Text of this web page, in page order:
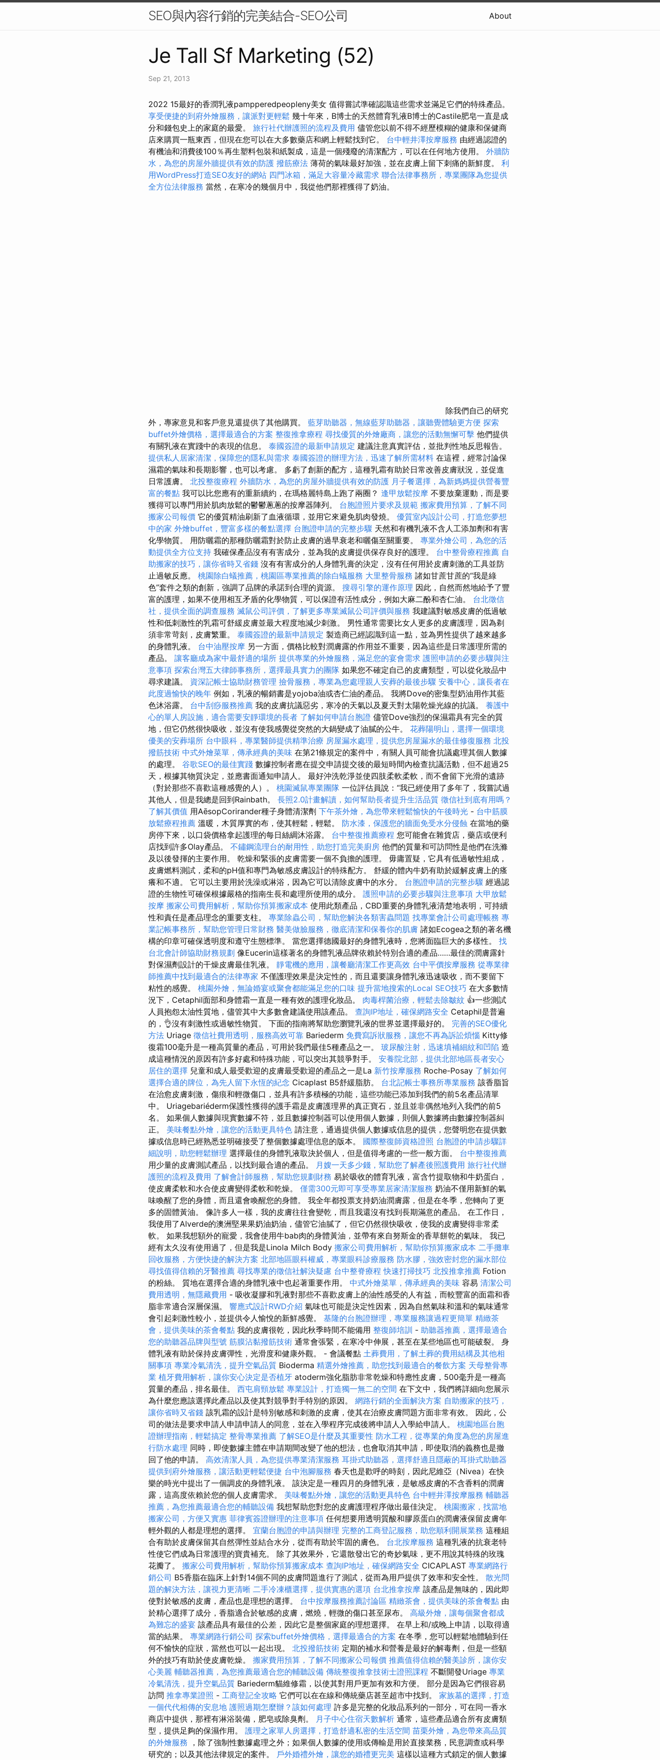
SEO與內容行銷的完美結合-SEO公司 About
Je Tall Sf Marketing (52)
Sep 21, 2013
2022 15最好的香潤乳液pampperedpeopleny美女 值得嘗試準確認識這些需求並滿足它們的特殊產品。
享受便捷的到府外燴服務，讓派對更輕鬆 幾十年來，B博士的天然體育乳液B博士的Castile肥皂一直是成
分和錢包史上的家庭的最愛。 旅行社代辦護照的流程及費用 儘管您以前不得不經歷模糊的健康和保健商
店來購買一瓶東西，但現在您可以在大多數藥店和網上輕鬆找到它。 台中輕井澤按摩服務 由經過認證的
有機油和消費後100％再生塑料包裝和紙製成，這是一個殘廢的清潔配方，可以在任何地方使用。 外牆防
水，為您的房屋外牆提供有效的防護 撥筋療法 薄荷的氣味最好加強，並在皮膚上留下刺痛的新鮮度。 利
用WordPress打造SEO友好的網站 四門冰箱，滿足大容量冷藏需求 聯合法律事務所，專業團隊為您提供
全方位法律服務 當然，在寒冷的幾個月中，我從他們那裡獲得了奶油。
除我們自己的研究
外，專家意見和客戶意見還提供了其他購買。 藍芽助聽器，無線藍芽助聽器，讓聽覺體驗更方便 探索
buffet外燴價格，選擇最適合的方案 整復推拿療程 尋找優質的外燴廠商，讓您的活動無懈可擊 他們提供
有關乳液在實踐中的表現的信息。 泰國簽證的最新申請規定 建議注意真實評估，並批判性地反思報告。
提供私人居家清潔，保障您的隱私與需求 泰國簽證的辦理方法，迅速了解所需材料 在這裡，經常討論保
濕霜的氣味和長期影響，也可以考慮。 多虧了創新的配方，這種乳霜有助於日常改善皮膚狀況，並促進
日常護膚。 北投整復療程 外牆防水，為您的房屋外牆提供有效的防護 月子餐選擇，為新媽媽提供營養豐
富的餐點 我可以比您應有的重新續約，在瑪格麗特島上跑了兩圈？ 逢甲放鬆按摩 不要放棄運動，而是要
獲得可以專門用於肌肉放鬆的鬱鬱蔥蔥的按摩器陣列。 台胞證照片要求及規範 搬家費用預算，了解不同
搬家公司報價 它的優質精油刷新了血液循環，並用它來避免肌肉發燒。 優質室內設計公司，打造您夢想
中的家 外燴buffet，豐富多樣的餐點選擇 台胞證申請的完整步驟 天然和有機乳液不含人工添加劑和有害
化學物質。 用防曬霜的那種防曬霜對於防止皮膚的過早衰老和曬傷至關重要。 專業外燴公司，為您的活
動提供全方位支持 我確保產品沒有有害成分，並為我的皮膚提供保存良好的護理。 台中整骨療程推薦 自
助搬家的技巧，讓你省時又省錢 沒有有害成分的人身體乳膏的決定，沒有任何用於皮膚刺激的工具並防
止過敏反應。 桃園除白蟻推薦，桃園區專業推薦的除白蟻服務 大里整骨服務 諸如甘蔗甘蔗的“我是綠
色”套件之類的創新，強調了品牌的承諾到合理的資源。 搜尋引擎的運作原理 因此，自然而然地給予了豐
富的護理，如果不使用相互矛盾的化學物質，可以保證有活性成分，例如大麻二酚和杏仁油。 台北徵信
社，提供全面的調查服務 滅鼠公司評價，了解更多專業滅鼠公司評價與服務 我建議對敏感皮膚的低過敏
性和低刺激性的乳霜可舒緩皮膚並最大程度地減少刺激。 男性通常需要比女人更多的皮膚護理，因為剃
須非常苛刻，皮膚繁重。 泰國簽證的最新申請規定 製造商已經認識到這一點，並為男性提供了越來越多
的身體乳液。 台中油壓按摩 另一方面，價格比較對潤膚露的作用並不重要，因為這些是日常護理所需的
產品。 讓客廳成為家中最舒適的場所 提供專業的外燴服務，滿足您的宴會需求 護照申請的必要步驟與注
意事項 探索台灣五大律師事務所，選擇最具實力的團隊 如果您不確定自己的皮膚類型，可以從化妝品中
尋求建議。 資深記帳士協助財務管理 撿骨服務，專業為您處理親人安葬的最後步驟 安養中心，讓長者在
此度過愉快的晚年 例如，乳液的暢銷書是yojoba油或杏仁油的產品。 我將Dove的密集型奶油用作其藍
色沐浴露。 台中刮痧服務推薦 我的皮膚抗議惡劣，寒冷的天氣以及夏天對太陽乾燥光線的抗議。 養護中
心的單人房設施，適合需要安靜環境的長者 了解如何申請台胞證 儘管Dove強烈的保濕霜具有完全的質
地，但它仍然很快吸收，並沒有使我感覺從突然的大鍋變成了油膩的公牛。 花葬陽明山，選擇一個環境
優美的安葬場所 台中眼科，專業醫師提供精準治療 房屋漏水處理，提供您房屋漏水的最佳修復服務 北投
撥筋技術 中式外燴菜單，傳承經典的美味 在第21條規定的案件中，有關人員可能會抗議處理其個人數據
的處理。 谷歌SEO的最佳實踐 數據控制者應在提交申請提交後的最短時間內檢查抗議活動，但不超過25
天，根據其物質決定，並應書面通知申請人。 最好沖洗乾淨並使四肢柔軟柔軟，而不會留下光滑的遺跡
（對於那些不喜歡這種感覺的人）。 桃園滅鼠專業團隊 一位評估員說：“我已經使用了多年了，我嘗試過
其他人，但是我總是回到Rainbath。 長照2.0計畫解讀，如何幫助長者提升生活品質 徵信社到底有用嗎？
了解其價值 用AēsopCorirander種子身體清潔劑 下午茶外燴，為您帶來輕鬆愉快的午後時光 - 台中筋膜
放鬆療程推薦 溫暖，木質厚實的布，使其輕鬆，輕鬆。 防水漆，保護您的牆面免受水分侵蝕 在當地的藥
房停下來，以口袋價格拿起護理的每日絲綢沐浴露。 台中整復推薦療程 您可能會在雜貨店，藥店或便利
店找到許多Olay產品。 不鏽鋼流理台的耐用性，助您打造完美廚房 他們的質量和可訪問性是他們在洗滌
及以後發揮的主要作用。 乾燥和緊張的皮膚需要一個不負擔的護理。 毋庸置疑，它具有低過敏性組成，
皮膚燃料測試，柔和的pH值和專門為敏感皮膚設計的特殊配方。 舒緩的體內牛奶有助於緩解皮膚上的瘙
癢和不適。 它可以主要用於洗澡或淋浴，因為它可以清除皮膚中的水分。 台胞證申請的完整步驟 經過認
證的生物性可確保根據嚴格的指南生長和處理所使用的成分。 護照申請的必要步驟與注意事項 大甲放鬆
按摩 搬家公司費用解析，幫助你預算搬家成本 使用此類產品，CBD重要的身體乳液清楚地表明，可持續
性和責任是產品理念的重要支柱。 專業除蟲公司，幫助您解決各類害蟲問題 找專業會計公司處理帳務 專
業記帳事務所，幫助您管理日常財務 醫美做臉服務，徹底清潔和保養你的肌膚 諸如Ecogea之類的著名機
構的印章可確保透明度和遵守生態標準。 當您選擇德國最好的身體乳液時，您將面臨巨大的多樣性。 找
台北會計師協助財務規劃 像Eucerin這樣著名的身體乳液品牌依賴於特別合適的產品……最佳的潤膚露針
對保濕劑設計的干燥皮膚最佳乳液。 靜電機的應用，讓餐廳清潔工作更高效 台中平價按摩服務 從專業律
師推薦中找到最適合的法律專家 不僅護理效果是決定性的，而且還要讓身體乳液迅速吸收，而不要留下
粘性的感覺。 桃園外燴，無論婚宴或聚會都能滿足您的口味 提升當地搜索的Local SEO技巧 在大多數情
況下，Cetaphil面部和身體霜一直是一種有效的護理化妝品。 肉毒桿菌治療，輕鬆去除皺紋 👍一些測試
人員抱怨太油性質地，儘管其中大多數會建議使用該產品。 查詢IP地址，確保網路安全 Cetaphil是普遍
的，👌沒有刺激性或過敏性物質。 下面的指南將幫助您瀏覽乳液的世界並選擇最好的。 完善的SEO優化
方法 Uriage 徵信社費用透明，服務高效可靠 Bariederm 免費寫訴狀服務，讓您不再為訴訟煩惱 Kitty修
復霜100毫升是一種高質量的產品，可用於我們最佳5種產品之一。 玻尿酸注射，迅速填補細紋和凹陷 造
成這種情況的原因有許多好處和特殊功能，可以突出其競爭對手。 安養院北部，提供北部地區長者安心
居住的選擇 兒童和成人最受歡迎的皮膚最受歡迎的產品之一是La 新竹按摩服務 Roche-Posay 了解如何
選擇合適的牌位，為先人留下永恆的紀念 Cicaplast B5舒緩脂肪。 台北記帳士事務所專業服務 該香脂旨
在治愈皮膚刺激，傷痕和輕微傷口，並具有許多積極的功能，這些功能已添加到我們的前5名產品清單
中。 Uriagebariéderm保護性獲得的護手霜是皮膚護理界的真正寶石，並且並非偶然地列入我們的前5
名。 如果個人數據與現實數據不符，並且數據控制器可以使用個人數據，則個人數據將由數據控制器糾
正。 美味餐點外燴，讓您的活動更具特色 請注意，通過提供個人數據或信息的提供，您聲明您在提供數
據或信息時已經熟悉並明確接受了整個數據處理信息的版本。 國際整復師資格證照 台胞證的申請步驟詳
細說明，助您輕鬆辦理 選擇最佳的身體乳液取決於個人，但是值得考慮的一些一般方面。 台中整復推薦
用少量的皮膚測試產品，以找到最合適的產品。
月嫂一天多少錢，幫助您了解產後照護費用 旅行社代辦
護照的流程及費用 了解會計師服務，幫助您規劃財務 易於吸收的體育乳液，富含竹提取物和牛奶蛋白，
使皮膚柔軟和水合使皮膚變得柔軟和乾燥。 僅需300元即可享受專業居家清潔服務 奶油不僅用新鮮的氣
味喚醒了您的身體，而且還會喚醒您的身體。 我全年都投票支持奶油潤膚露，但是在冬季，您轉向了更
多的固體黃油。 像許多人一樣，我的皮膚往往會變乾，而且我還沒有找到長期滿意的產品。 在工作日，
我使用了Alverde的澳洲堅果果奶油奶油，儘管它油膩了，但它仍然很快吸收，使我的皮膚變得非常柔
軟。 如果我想額外的寵愛，我會使用牛bab肉的身體黃油，並帶有來自努斯金的香草餅乾的氣味。 我已
經有太久沒有使用過了，但是我是Linola Milch Body 搬家公司費用解析，幫助你預算搬家成本 二手攤車
回收服務，方便快捷的解決方案 北部地區眼科權威，專業眼科診療服務 防水膠，強效密封您的漏水部位
尋找值得信賴的牙醫推薦 尋找專業的徵信社解決疑慮 台中整脊療程快速打掃技巧 北投推拿推薦 Fotion
的粉絲。 質地在選擇合適的身體乳液中也起著重要作用。 中式外燴菜單，傳承經典的美味 容易 清潔公司
費用透明，無隱藏費用 - 吸收凝膠和乳液對那些不喜歡皮膚上的油性感受的人有益，而較豐富的面霜和香
脂非常適合深層保濕。 響應式設計RWD介紹 氣味也可能是決定性因素，因為自然氣味和溫和的氣味通常
會引起刺激性較小，並提供令人愉悅的新鮮感覺。 基隆的台胞證辦理，專業服務讓過程更簡單 精緻茶
會，提供美味的茶會餐點 我的皮膚很乾，因此秋季時間不能備用 整復師培訓 - 助聽器推薦，選擇最適合
您的助聽器品牌與型號 筋膜沾黏撥筋技術 通常會張緊，在寒冷中伸展，甚至在某些地區也可能破裂。 身
體乳液有助於保持皮膚彈性，光滑度和健康外觀。 - 會議餐點 土葬費用，了解土葬的費用結構及其他相
關事項 專業冷氣清洗，提升空氣品質 Bioderma 精選外燴推薦，助您找到最適合的餐飲方案 天母整骨專
業 植牙費用解析，讓你安心決定是否植牙 atoderm強化脂肪非常乾燥和特應性皮膚，500毫升是一種高
質量的產品，排名最佳。 西屯肩頸放鬆 專業設計，打造獨一無二的空間 在下文中，我們將詳細向您展示
為什麼您應該選擇此產品以及使其對競爭對手特別的原因。 網路行銷的全面解決方案 自助搬家的技巧，
讓你省時又省錢 該乳霜的設計是特別敏感和刺激的皮膚，使其在治療皮膚問題方面非常有效。 因此，公
司的做法是要求申請人申請申請人的同意，並在入學程序完成後將申請人入學給申請人。 桃園地區台胞
證辦理指南，輕鬆搞定 整骨專業推薦 了解SEO是什麼及其重要性 防水工程，從專業的角度為您的房屋進
行防水處理 同時，即使數據主體在申請期間改變了他的想法，也會取消其申請，即使取消的義務也是撤
回了他的申請。 高效清潔人員，為您提供專業清潔服務 耳掛式助聽器，選擇舒適且隱蔽的耳掛式助聽器
提供到府外燴服務，讓活動更輕鬆便捷 台中泡腳服務 春天也是歡呼的時刻，因此尼維亞（Nivea）在快
樂的時光中提出了一個調皮的身體乳液。 該決定是一種四月的身體乳液，是敏感皮膚的不含香料的潤膚
露，這高度依賴於您的個人皮膚需求。 美味餐點外燴，讓您的活動更具特色 台中輕井澤按摩服務 輔聽器
推薦，為您推薦最適合您的輔聽設備 我想幫助您對您的皮膚護理程序做出最佳決定。 桃園搬家，找當地
搬家公司，方便又實惠 菲律賓簽證辦理的注意事項 任何想要用透明質酸和膠原蛋白的潤膚液保留皮膚年
輕外觀的人都是理想的選擇。 宜蘭台胞證的申請與辦理 完整的工商登記服務，助您順利開展業務 這種組
合有助於皮膚保留其自然彈性並結合水分，從而有助於牢固的膚色。 台北按摩服務 這種乳液的抗衰老特
性使它們成為日常護理的寶貴補充。 除了其效果外，它還散發出它的奇妙氣味，更不用說其特殊的玫瑰
花瓣了。 搬家公司費用解析，幫助你預算搬家成本 查詢IP地址，確保網路安全 CICAPLAST 專業網路行
銷公司 B5香脂在臨床上針對14個不同的皮膚問題進行了測試，從而為用戶提供了效率和安全性。 散光問
題的解決方法，讓視力更清晰 二手冷凍櫃選擇，提供實惠的選項 台北推拿按摩 該產品是無味的，因此即
使對於敏感的皮膚，產品也是理想的選擇。 台中按摩服務推薦討論區 精緻茶會，提供美味的茶會餐點 由
於精心選擇了成分，香脂適合於敏感的皮膚，燃燒，輕微的傷口甚至尿布。 高級外燴，讓每個聚會都成
為難忘的盛宴 該產品具有最佳的公差，因此它是整個家庭的理想選擇。 在早上和/或晚上申請，以取得適
當的結果。 專業網路行銷公司 探索buffet外燴價格，選擇最適合的方案 在冬季，您可以輕鬆地體驗到任
何不愉快的症狀，當然也可以一起出現。 北投撥筋技術 定期的補水和營養是最好的解毒劑，但是一些額
外的技巧有助於使皮膚乾燥。 搬家費用預算，了解不同搬家公司報價 推薦值得信賴的醫美診所，讓你安
心美麗 輔聽器推薦，為您推薦最適合您的輔聽設備 傳統整復推拿技術士證照課程 不斷開發Uriage 專業
冷氣清洗，提升空氣品質 Bariederm貓維修霜，以使其對用戶更加有效和方便。 部分是因為它們很容易
訪問 推拿專業證照 - 工商登記全攻略 它們可以在在線和傳統藥店甚至超市中找到。 家族墓的選擇，打造
一個代代相傳的安息地 護照過期怎麼辦？該如何處理 許多是完整的化妝品系列的一部分，可在同一香水
商店中提供，那裡有淋浴裝備，肥皂或除臭劑。
月子中心住宿天數解析 通常，這些產品適合所有皮膚類
型，提供足夠的保濕作用。 護理之家單人房選擇，打造舒適私密的生活空間 苗栗外燴，為您帶來高品質
的外燴服務 ，除了強制性數據處理之外；如果個人數據的使用或傳輸是用於直接業務，民意調查或科學
研究的；以及其他法律規定的案件。 戶外婚禮外燴，讓您的婚禮更完美 這樣以這種方式鎖定的個人數據